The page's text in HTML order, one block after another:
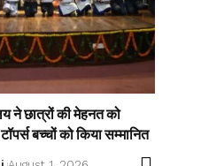
ने छात्रों की मेहनत को
बच्चों को किया सम्मानित